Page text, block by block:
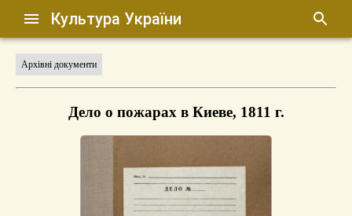
Культура України
Архівні документи
Дело о пожарах в Киеве, 1811 г.